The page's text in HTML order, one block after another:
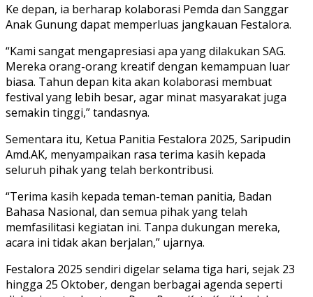
Ke depan, ia berharap kolaborasi Pemda dan Sanggar
Anak Gunung dapat memperluas jangkauan Festalora.
“Kami sangat mengapresiasi apa yang dilakukan SAG.
Mereka orang-orang kreatif dengan kemampuan luar
biasa. Tahun depan kita akan kolaborasi membuat
festival yang lebih besar, agar minat masyarakat juga
semakin tinggi,” tandasnya.
Sementara itu, Ketua Panitia Festalora 2025, Saripudin
Amd.AK, menyampaikan rasa terima kasih kepada
seluruh pihak yang telah berkontribusi.
“Terima kasih kepada teman-teman panitia, Badan
Bahasa Nasional, dan semua pihak yang telah
memfasilitasi kegiatan ini. Tanpa dukungan mereka,
acara ini tidak akan berjalan,” ujarnya.
Festalora 2025 sendiri digelar selama tiga hari, sejak 23
hingga 25 Oktober, dengan berbagai agenda seperti